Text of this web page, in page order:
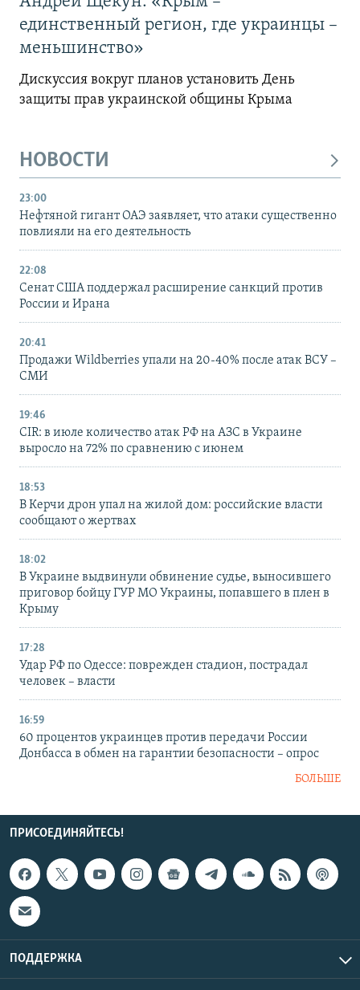
единственный регион, где украинцы –
меньшинство»
Дискуссия вокруг планов установить День
защиты прав украинской общины Крыма
НОВОСТИ
23:00
Нефтяной гигант ОАЭ заявляет, что атаки существенно
повлияли на его деятельность
22:08
Сенат США поддержал расширение санкций против
России и Ирана
20:41
Продажи Wildberries упали на 20-40% после атак ВСУ –
СМИ
19:46
CIR: в июле количество атак РФ на АЗС в Украине
выросло на 72% по сравнению с июнем
18:53
В Керчи дрон упал на жилой дом: российские власти
сообщают о жертвах
18:02
В Украине выдвинули обвинение судье, выносившего
приговор бойцу ГУР МО Украины, попавшего в плен в
Крыму
17:28
Удар РФ по Одессе: поврежден стадион, пострадал
человек – власти
16:59
60 процентов украинцев против передачи России
Донбасса в обмен на гарантии безопасности – опрос
БОЛЬШЕ
ПРИСОЕДИНЯЙТЕСЬ!
ПОДДЕРЖКА